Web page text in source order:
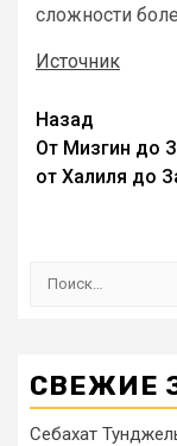
сложности
Источник
Назад
От Мизгин до
от Халиля до
СВЕЖИЕ
Себахат